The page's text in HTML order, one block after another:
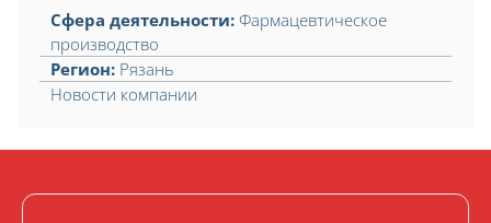
Сфера деятельности: Фармацевтическое
производство
Регион: Рязань
Новости компании